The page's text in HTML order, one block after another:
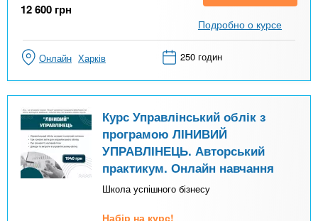
12 600 грн
Подробно о курсе
Онлайн Харків 250 годин
Курс Управлінський облік з
програмою ЛІНИВИЙ
УПРАВЛІНЕЦЬ. Авторський
практикум. Онлайн навчання
Школа успішного бізнесу
Набір на курс!